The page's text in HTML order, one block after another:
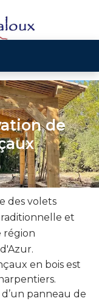
de
des volets
et
région
en bois est
panneau de